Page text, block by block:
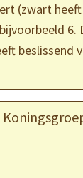
(zwart
6.
beslissend